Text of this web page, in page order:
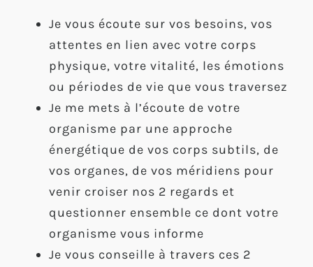
Je vous écoute sur vos besoins, vos
attentes en lien avec votre corps
physique, votre vitalité, les émotions
ou périodes de vie que vous traversez
Je me mets à l’écoute de votre
organisme par une approche
énergétique de vos corps subtils, de
vos organes, de vos méridiens pour
venir croiser nos 2 regards et
questionner ensemble ce dont votre
organisme vous informe
Je vous conseille à travers ces 2